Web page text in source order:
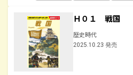
Ｈ０１ 戦国
歴史時代
2025.10.23 発売